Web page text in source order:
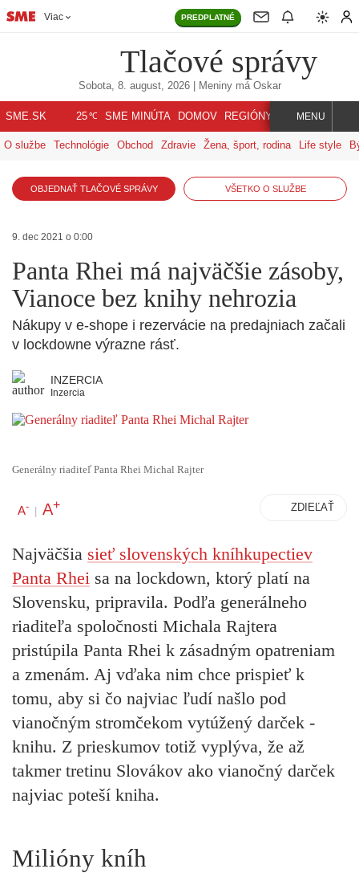
Viac PREDPLATNÉ
Tlačové správy
Sobota, 8. august, 2026| Meniny má Oskar
SME.SK 25℃ SME MINÚTA DOMOV REGIÓNY INDEX SVET
MENU
O službe Technológie Obchod Zdravie Žena, šport, rodina Life style
OBJEDNAŤ TLAČOVÉ SPRÁVY VŠETKO O SLUŽBE
9. dec 2021 o 0:00
Panta Rhei má najväčšie zásoby,
Vianoce bez knihy nehrozia
Nákupy v e-shope i rezervácie na predajniach začali
v lockdowne výrazne rásť.
INZERCIA
Inzercia
Generálny riaditeľ Panta Rhei Michal Rajter
A- | A+ ZDIEĽAŤ
Najväčšia sieť slovenských kníhkupectiev
Panta Rhei sa na lockdown, ktorý platí na
Slovensku, pripravila. Podľa generálneho
riaditeľa spoločnosti Michala Rajtera
pristúpila Panta Rhei k zásadným opatreniam
a zmenám. Aj vďaka nim chce prispieť k
tomu, aby si čo najviac ľudí našlo pod
vianočným stromčekom vytúžený darček -
knihu. Z prieskumov totiž vyplýva, že až
takmer tretinu Slovákov ako vianočný darček
najviac poteší kniha.
Milióny kníh